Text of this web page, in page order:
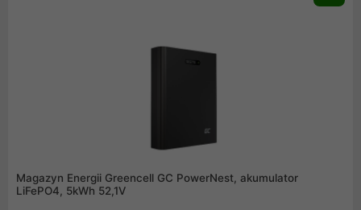
Magazyn Energii Greencell GC PowerNest, akumulator
LiFePO4, 5kWh 52,1V